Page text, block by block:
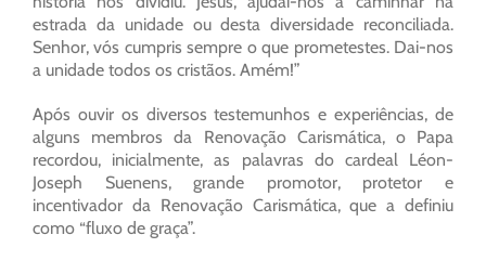
estrada da unidade ou desta diversidade reconciliada.
Senhor, vós cumpris sempre o que prometestes. Dai-nos
a unidade todos os cristãos. Amém!”
Após ouvir os diversos testemunhos e experiências, de
alguns membros da Renovação Carismática, o Papa
recordou, inicialmente, as palavras do cardeal Léon-
Joseph Suenens, grande promotor, protetor e
incentivador da Renovação Carismática, que a definiu
como “fluxo de graça”.